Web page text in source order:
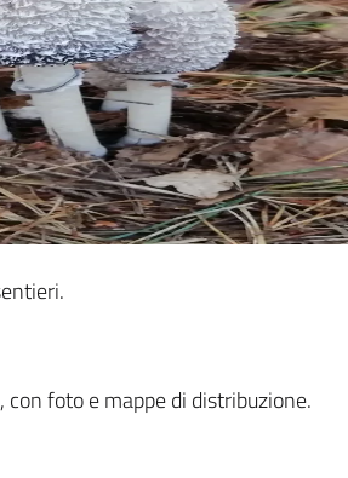
, con foto e mappe di distribuzione.